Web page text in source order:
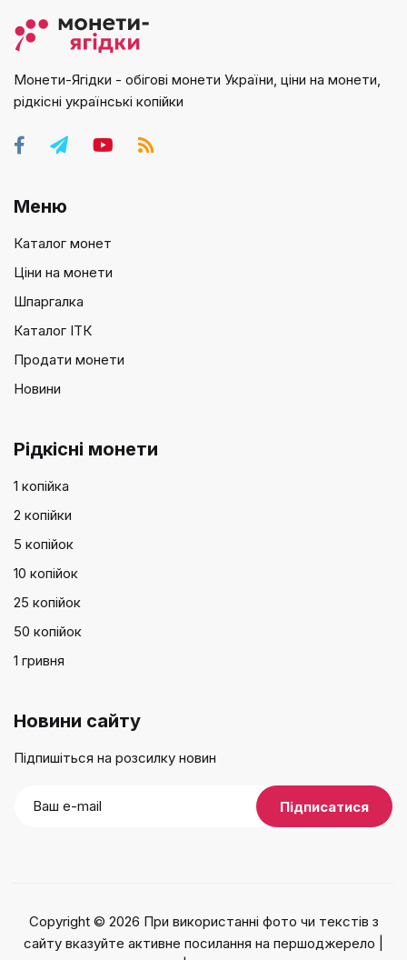
Монети-Ягідки - обігові монети України, ціни на монети,
рідкісні українські копійки
Меню
Каталог монет
Ціни на монети
Шпаргалка
Каталог ІТК
Продати монети
Новини
Рідкісні монети
1 копійка
2 копійки
5 копійок
10 копійок
25 копійок
50 копійок
1 гривня
Новини сайту
Підпишіться на розсилку новин
Copyright © 2026 При використанні фото чи текстів з
сайту вказуйте активне посилання на першоджерело |